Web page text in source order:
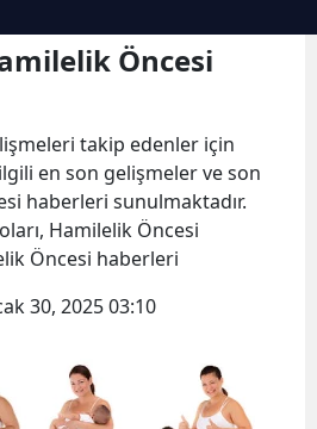
Amasya
Antalya
Artvin
Aydın
Balıkesir
Öncesi
takip edenler için
en son gelişmeler ve son
haberleri sunulmaktadır.
Hamilelik Öncesi
Öncesi haberleri
30, 2025 03:10